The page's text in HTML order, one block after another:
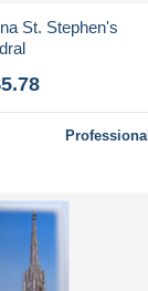
St. Stephen's
Professional